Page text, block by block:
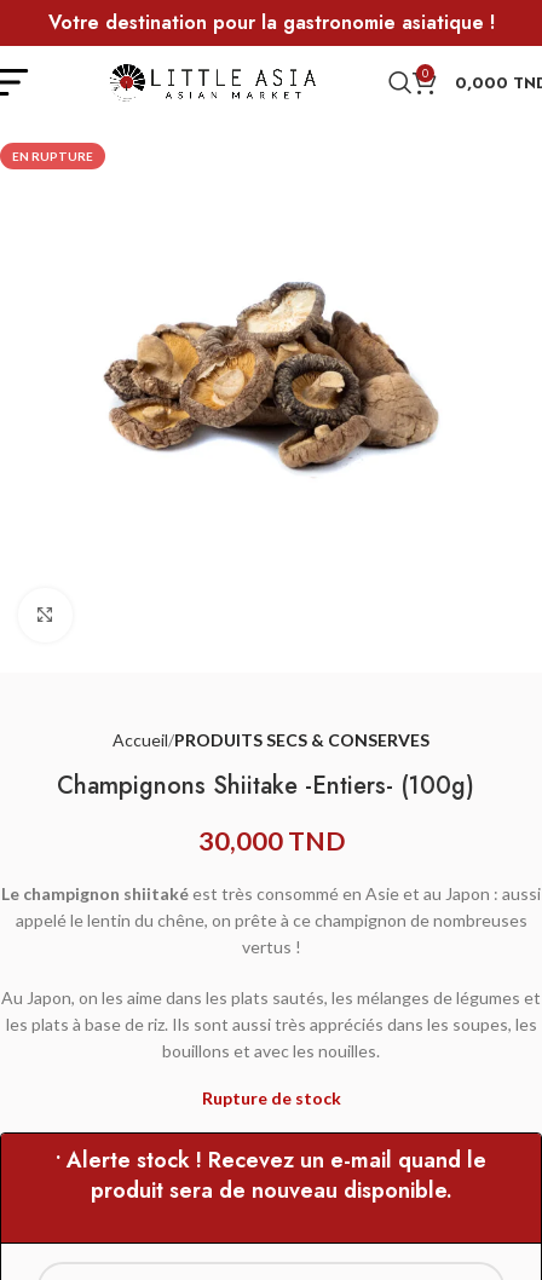
Votre destination pour la gastronomie asiatique !
0 0,000
EN RUPTURE
Accueil PRODUITS SECS & CONSERVES
Champignons Shiitake -Entiers- (100g)
30,000TND
Le champignon shiitakéest très consommé en Asie et au Japon : aussi
appelé le lentin du chêne, on prête à ce champignon de nombreuses
vertus !
Au Japon, on les aime dans les plats sautés, les mélanges de légumes et
les plats à base de riz. Ils sont aussi très appréciés dans les soupes, les
bouillons et avec les nouilles.
Rupture de stock
• Alerte stock ! Recevez un e-mail quand le
produit sera de nouveau disponible.